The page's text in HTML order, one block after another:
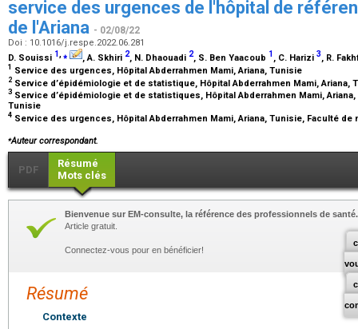
service des urgences de l'hôpital de
de l'Ariana - 02/08/22
Doi : 10.1016/j.respe.2022.06.281
D. Souissi 1,⁎ , A. Skhiri 2, N. Dhaouadi 2, S. Ben Yaacoub 1 , C. Harizi 3, R.
1 Service des urgences, Hôpital Abderrahmen Mami, Ariana, Tunisie
2 Service d’épidémiologie et de statistique, Hôpital Abderrahmen Mami, Ariana,
3 Service d’épidémiologie et de statistiques, Hôpital Abderrahmen Mami,
Tunisie
4 Service des urgences, Hôpital Abderrahmen Mami, Ariana, Tunisie, Faculté
⁎Auteur correspondant.
PDF
Résumé
Mots clés
Bienvenue sur EM-consulte, la référence des professionnels de santé.
Article gratuit.
Connectez-vous pour en bénéficier!
Résumé
Contexte